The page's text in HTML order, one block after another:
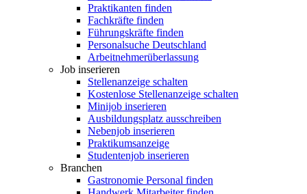
Praktikanten finden
Fachkräfte finden
Führungskräfte finden
Personalsuche Deutschland
Arbeitnehmerüberlassung
Job inserieren
Stellenanzeige schalten
Kostenlose Stellenanzeige schalten
Minijob inserieren
Ausbildungsplatz ausschreiben
Nebenjob inserieren
Praktikumsanzeige
Studentenjob inserieren
Branchen
Gastronomie Personal finden